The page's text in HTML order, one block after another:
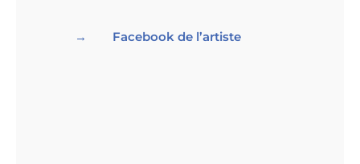
Facebook de l’artiste